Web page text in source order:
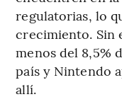
regulatorias, lo
crecimiento. Sin
menos del 8,5%
país y Nintendo
allí.